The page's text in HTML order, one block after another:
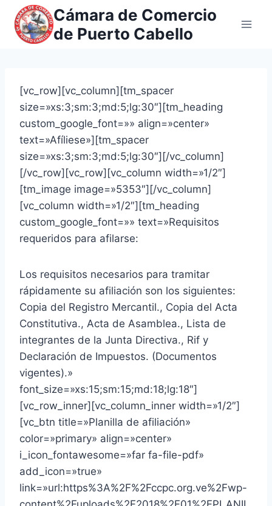
Saltar
contenido
Cámara de Comercio
de Puerto Cabello
[vc_row][vc_column][tm_spacer
size=»xs:3;sm:3;md:5;lg:30″][tm_heading
custom_google_font=»» align=»center»
text=»Afíliese»][tm_spacer
size=»xs:3;sm:3;md:5;lg:30″][/vc_column]
[/vc_row][vc_row][vc_column width=»1/2″]
[tm_image image=»5353″][/vc_column]
[vc_column width=»1/2″][tm_heading
custom_google_font=»» text=»Requisitos
requeridos para afilarse:
Los requisitos necesarios para tramitar
rápidamente su afiliación son los siguientes:
Copia del Registro Mercantil., Copia del Acta
Constitutiva., Acta de Asamblea., Lista de
integrantes de la Junta Directiva., Rif y
Declaración de Impuestos. (Documentos
vigentes).»
font_size=»xs:15;sm:15;md:18;lg:18″]
[vc_row_inner][vc_column_inner width=»1/2″]
[vc_btn title=»Planilla de afiliación»
color=»primary» align=»center»
i_icon_fontawesome=»far fa-file-pdf»
add_icon=»true»
link=»url:https%3A%2F%2Fccpc.org.ve%2Fwp-